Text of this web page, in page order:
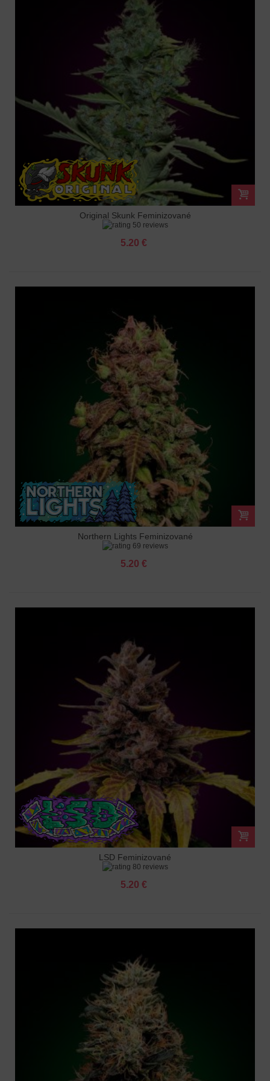
Original Skunk Feminizované
50 reviews
5.20 €
Northern Lights Feminizované
69 reviews
5.20 €
LSD Feminizované
80 reviews
5.20 €